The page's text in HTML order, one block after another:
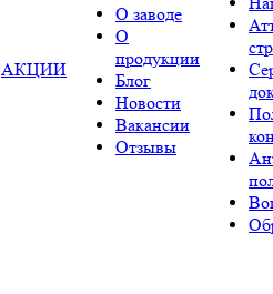
АКЦИИ
О заводе
О
продукции
Блог
Новости
Вакансии
Отзывы